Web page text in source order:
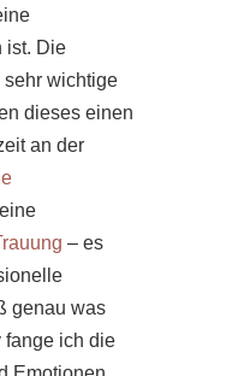
ist. Die
sehr wichtige
dieses einen
an der
– es
genau was
fange ich die